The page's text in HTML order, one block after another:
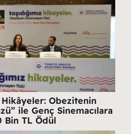
Hikâyeler: Obezitenin
ile Genç Sinemacılara
Bin TL Ödül